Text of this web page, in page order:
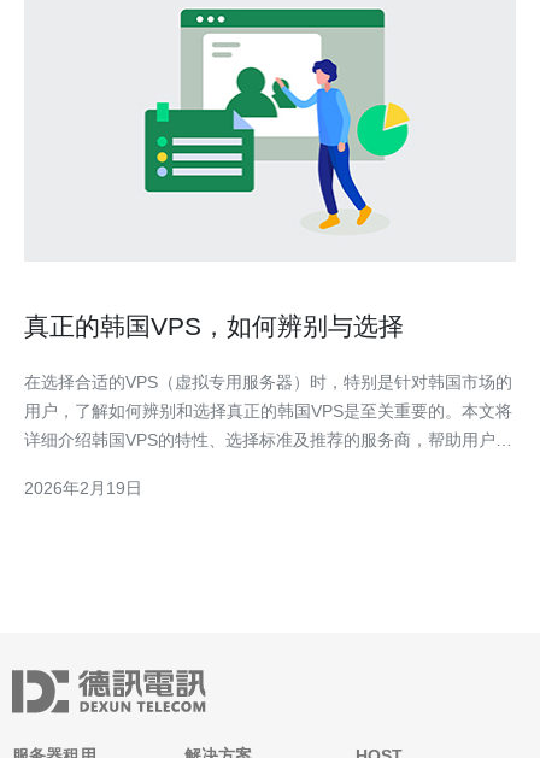
真正的韩国VPS，如何辨别与选择
在选择合适的VPS（虚拟专用服务器）时，特别是针对韩国市场的
用户，了解如何辨别和选择真正的韩国VPS是至关重要的。本文将
详细介绍韩国VPS的特性、选择标准及推荐的服务商，帮助用户做
器，专门在韩国的数据中心提供服务。与其他地区的VPS相比，韩
2026年2月19日